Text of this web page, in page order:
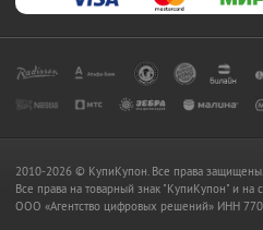
2010-2026 © КупиКупон. Все права защищены.
Все права на товарный знак "КупиКупон" и на
OOO «Агентство цифровых решений» ИНН